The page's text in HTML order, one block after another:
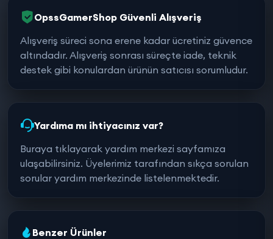
OpssGamerShop Güvenli Alışveriş
Alışveriş süreci sona erene kadar ücretiniz güvence
altındadır. Alışveriş sonrası süreçte iade, teknik
destek gibi konulardan ürünün satıcısı sorumludur.
Yardıma mı ihtiyacınız var?
Buraya tıklayarak yardım merkezi sayfamıza
ulaşabilirsiniz. Üyelerimiz tarafından sıkça sorulan
sorular yardım merkezinde listelenmektedir.
Benzer Ürünler